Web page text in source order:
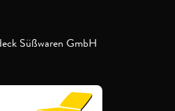
Süßwaren GmbH